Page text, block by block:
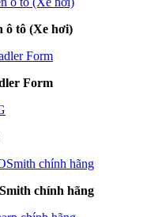
ô tô (Xe hơi)
Form
chính hãng